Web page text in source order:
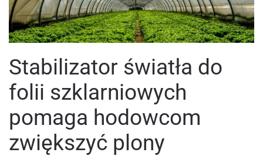
Stabilizator światła do
folii szklarniowych
pomaga hodowcom
zwiększyć plony